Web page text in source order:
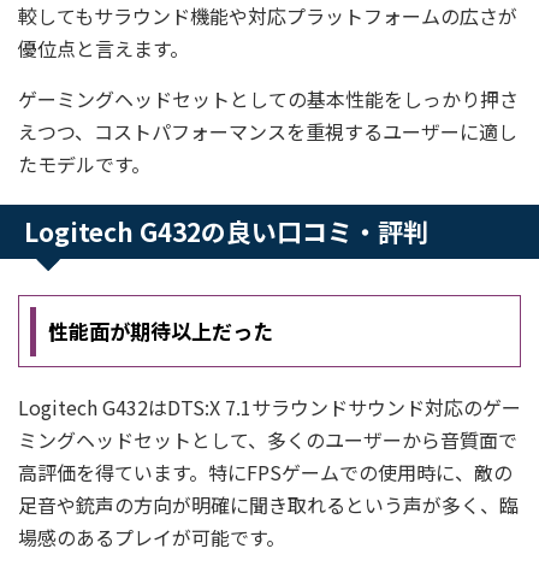
較してもサラウンド機能や対応プラットフォームの広さが
優位点と言えます。
ゲーミングヘッドセットとしての基本性能をしっかり押さ
えつつ、コストパフォーマンスを重視するユーザーに適し
たモデルです。
Logitech G432の良い口コミ・評判
性能面が期待以上だった
Logitech G432はDTS:X 7.1サラウンドサウンド対応のゲー
ミングヘッドセットとして、多くのユーザーから音質面で
高評価を得ています。特にFPSゲームでの使用時に、敵の
足音や銃声の方向が明確に聞き取れるという声が多く、臨
場感のあるプレイが可能です。